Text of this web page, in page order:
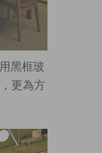
黑框玻
更為方